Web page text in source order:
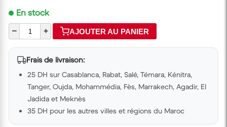
En stock
–
+ AJOUTER AU PANIER
Frais de livraison:
25 DH sur Casablanca, Rabat, Salé, Témara, Kénitra,
Tanger, Oujda, Mohammédia, Fès, Marrakech, Agadir, El
Jadida et Meknès
35 DH pour les autres villes et régions du Maroc